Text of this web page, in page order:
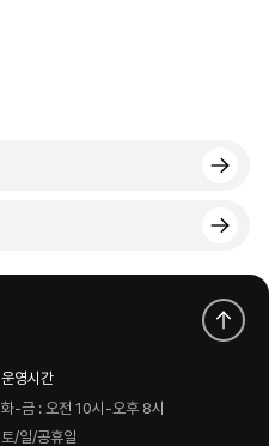
운영시간
화-금 : 오전 10시-오후 8시
토/일/공휴일